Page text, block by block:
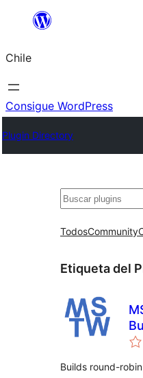
Saltar
contenido
Chile
Consigue WordPress
Plugin Directory
Buscar
TodosCommunity
Etiqueta del
Builds round-